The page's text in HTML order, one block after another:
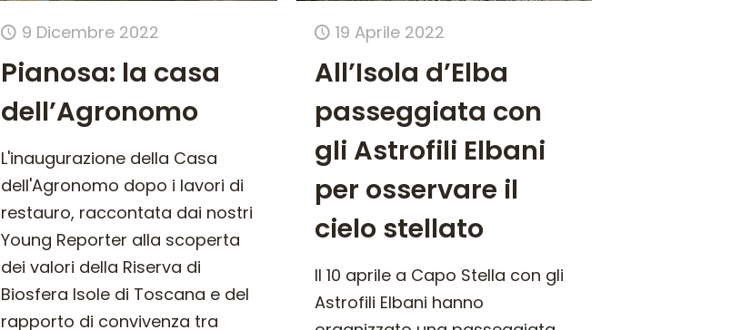
9 Dicembre 2022
Pianosa: la casa
dell’Agronomo
L'inaugurazione della Casa
dell'Agronomo dopo i lavori di
restauro, raccontata dai nostri
Young Reporter alla scoperta
dei valori della Riserva di
Biosfera Isole di Toscana e del
rapporto di convivenza tra
19 Aprile 2022
All’Isola d’Elba
passeggiata con
gli Astrofili Elbani
per osservare il
cielo stellato
Il 10 aprile a Capo Stella con gli
Astrofili Elbani hanno